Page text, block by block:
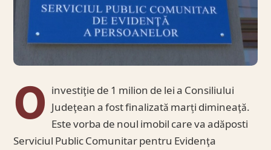
O investiţie de 1 milion de lei a Consiliului
Judeţean a fost finalizată marți dimineaţă.
Este vorba de noul imobil care va adăposti
Serviciul Public Comunitar pentru Evidenţa